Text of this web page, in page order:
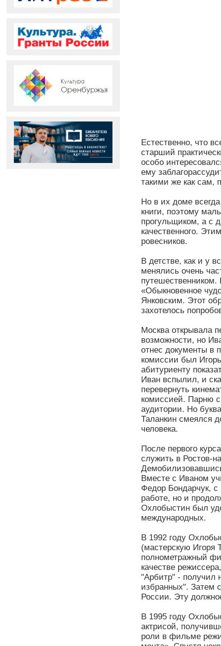
Естественно, что
старший
особо
ему
такими же как сам,
Но в их доме
книги, поэтому
прогульщиком, а с
качественного.
ровесников.
В детстве, как и у
менялись очень
путешественником.
«Обыкновенное
Янковским. Этот
захотелось
Москва открывала
возможности, но
отнес документы в
комиссии был
абитуриенту
Иван вспылил, и
перевернуть
комиссией. Парню
аудитории. Но
Таланкин смеялся
человека.
После первого
служить в Ростов-
Вместе с Иваном
Федор Бондарчук, с
работе, но и
Охлобыстин был
международных.
В 1992 году
(мастерскую Игоря
полнометражный
качестве
"Арбитр" - получил
избранных". Затем
России. Эту
В 1995 году
актрисой,
роли в фильме